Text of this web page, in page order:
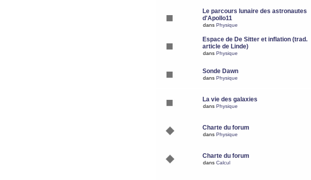
Le parcours lunaire des astronautes
d'Apollo11
dans Physique
Espace de De Sitter et inflation (trad.
article de Linde)
dans Physique
Sonde Dawn
dans Physique
La vie des galaxies
dans Physique
Charte du forum
dans Physique
Charte du forum
dans Calcul